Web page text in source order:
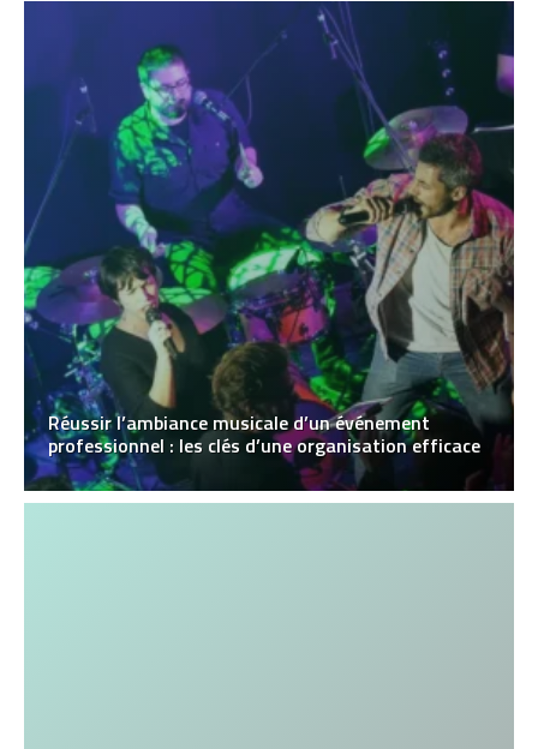
Réussir l’ambiance musicale d’un événement
professionnel : les clés d’une organisation efficace